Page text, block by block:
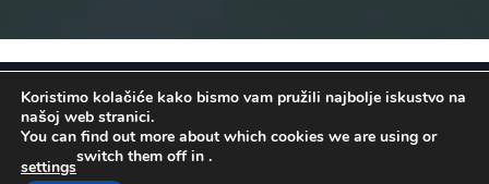
OSATINA GRUPA d.o.o. 2026
. Configured
byINFOS Osijek. Sva prava pridržana.
Koristimo kolačiće kako bismo vam pružili najbolje iskustvo na
našoj web stranici.
You can find out more about which cookies we are using or
switch them off in
settings
.